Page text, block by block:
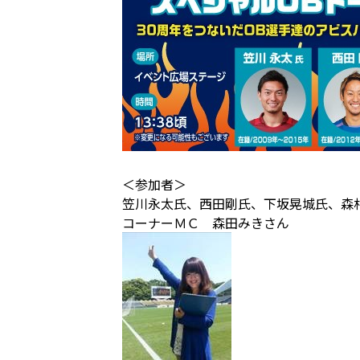
＜参加者＞
笠川永太氏、西田剛氏、下坂晃城氏、森
コーナーＭＣ 森田みきさん